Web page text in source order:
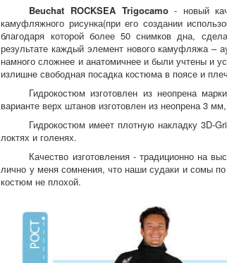
Beuchat ROCKSEA Trigocamo- новый
камуфляжного рисунка(при его создании
благодаря которой более 50 снимков дна,
результате каждый элемент нового камуфляжа –
намного сложнее и анатомичнее и были учтены и
излишне свободная посадка костюма в поясе и
Гидрокостюм изготовлен из неопрена
варианте верх штанов изготовлен из неопрена 3
Гидрокостюм имеет плотную накладку 3D-
локтях и голенях.
Качество изготовления - традиционно на
лично у меня сомнения, что наши судаки и сомы
костюм не плохой.